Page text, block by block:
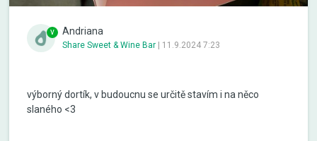
Andriana
Share Sweet & Wine Bar 11.9.2024 7:23
výborný dortík, v budoucnu se určitě stavím i na něco
slaného <3